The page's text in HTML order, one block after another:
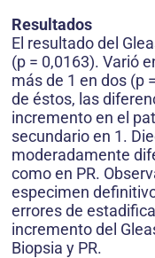
Resultados
El resultado del
(p = 0,0163). Varió
más de 1 en dos (p
de éstos, las
incremento en el
secundario en 1.
moderadamente
como en PR.
especimen
errores de
incremento del
Biopsia y PR.